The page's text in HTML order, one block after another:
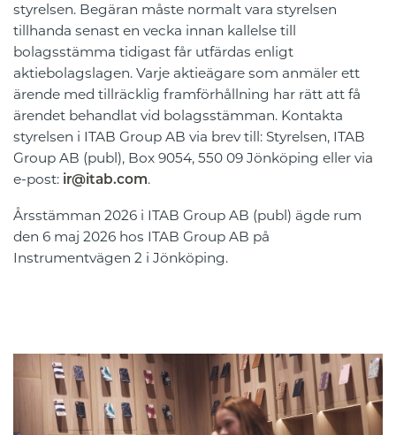
styrelsen. Begäran måste normalt vara styrelsen
tillhanda senast en vecka innan kallelse till
bolagsstämma tidigast får utfärdas enligt
aktiebolagslagen. Varje aktieägare som anmäler ett
ärende med tillräcklig framförhållning har rätt att få
ärendet behandlat vid bolagsstämman. Kontakta
styrelsen i ITAB Group AB via brev till: Styrelsen, ITAB
Group AB (publ), Box 9054, 550 09 Jönköping eller via
e-post: ir@itab.com.
Årsstämman 2026 i ITAB Group AB (publ) ägde rum
den 6 maj 2026 hos ITAB Group AB på
Instrumentvägen 2 i Jönköping.